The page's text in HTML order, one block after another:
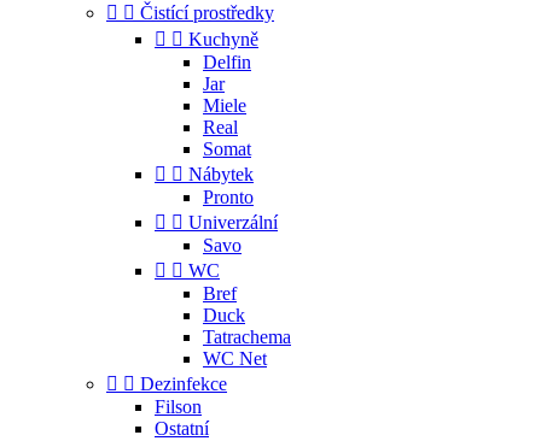
  Čistící prostředky
  Kuchyně
Delfin
Jar
Miele
Real
Somat
  Nábytek
Pronto
  Univerzální
Savo
  WC
Bref
Duck
Tatrachema
WC Net
  Dezinfekce
Filson
Ostatní